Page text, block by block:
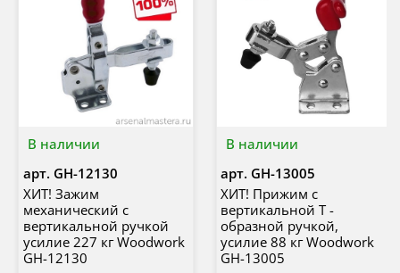
В наличии
арт. GH-12130
ХИТ! Зажим
механический с
вертикальной ручкой
усилие 227 кг Woodwork
GH-12130
В наличии
арт. GH-13005
ХИТ! Прижим с
вертикальной Т -
образной ручкой,
усилие 88 кг Woodwork
GH-13005